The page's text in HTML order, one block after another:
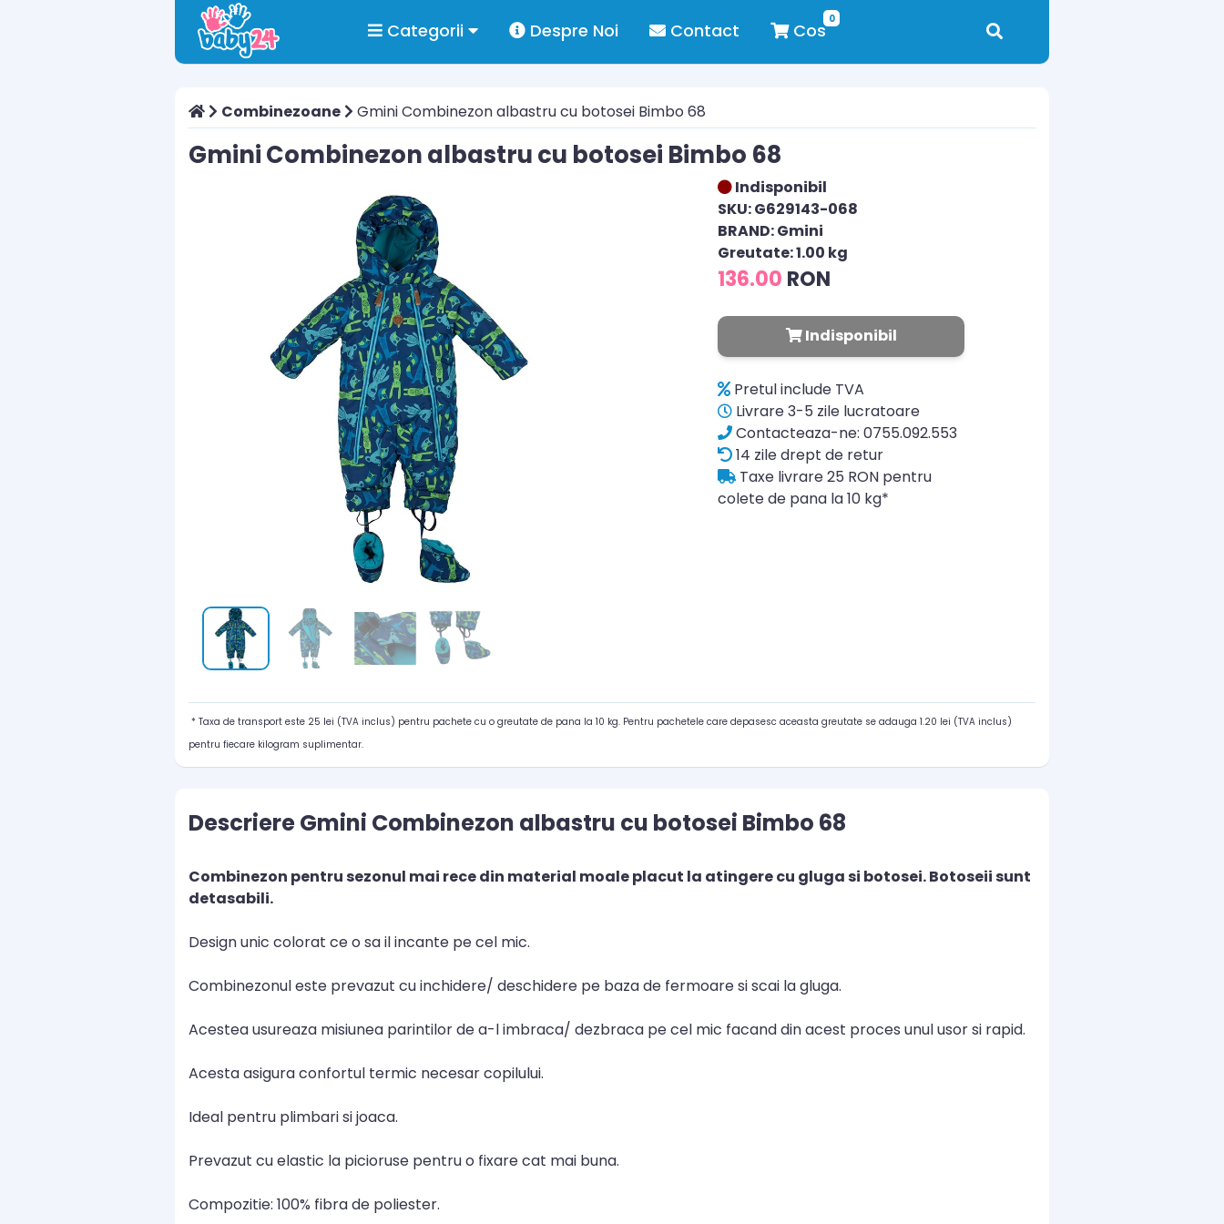
Categorii Despre Noi Contact
0
Cos
Combinezoane Gmini Combinezon albastru cu botosei Bimbo 68
Gmini Combinezon albastru cu botosei Bimbo 68
Indisponibil
SKU: G629143-068
BRAND: Gmini
Greutate: 1.00 kg
136.00 RON
Indisponibil
Pretul include TVA
Livrare 3-5 zile lucratoare
Contacteaza-ne: 0755.092.553
14 zile drept de retur
Taxe livrare 25 RON pentru
colete de pana la 10 kg*
* Taxa de transport este 25 lei (TVA inclus) pentru pachete cu o greutate de pana la 10 kg. Pentru pachetele care depasesc aceasta greutate se adauga 1.20 lei (TVA inclus)
pentru fiecare kilogram suplimentar.
Descriere Gmini Combinezon albastru cu botosei Bimbo 68
Combinezon pentru sezonul mai rece din material moale placut la atingere cu gluga si botosei. Botoseii sunt
detasabili.
Design unic colorat ce o sa il incante pe cel mic.
Combinezonul este prevazut cu inchidere/ deschidere pe baza de fermoare si scai la gluga.
Acestea usureaza misiunea parintilor de a-l imbraca/ dezbraca pe cel mic facand din acest proces unul usor si rapid.
Acesta asigura confortul termic necesar copilului.
Ideal pentru plimbari si joaca.
Prevazut cu elastic la picioruse pentru o fixare cat mai buna.
Compozitie: 100% fibra de poliester.